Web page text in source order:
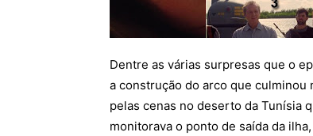
Dentre as várias surpresas que o
a construção do arco que culminou
pelas cenas no deserto da Tunísia
monitorava o ponto de saída da